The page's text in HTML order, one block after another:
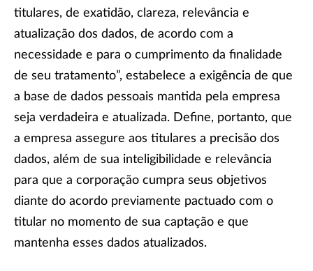
titulares, de exatidão, clareza, relevância e
atualização dos dados, de acordo com a
necessidade e para o cumprimento da finalidade
de seu tratamento”, estabelece a exigência de que
a base de dados pessoais mantida pela empresa
seja verdadeira e atualizada. Define, portanto, que
a empresa assegure aos titulares a precisão dos
dados, além de sua inteligibilidade e relevância
para que a corporação cumpra seus objetivos
diante do acordo previamente pactuado com o
titular no momento de sua captação e que
mantenha esses dados atualizados.